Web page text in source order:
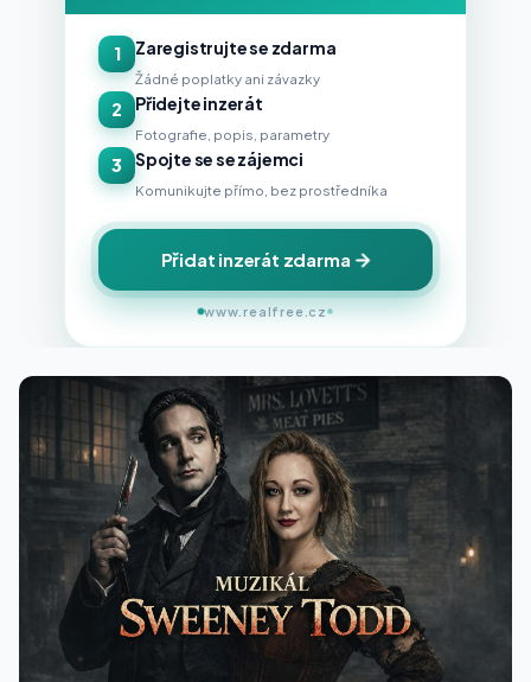
1 Zaregistrujte se zdarma
Žádné poplatky ani závazky
2 Přidejte inzerát
Fotografie, popis, parametry
3 Spojte se se zájemci
Komunikujte přímo, bez prostředníka
Přidat inzerát zdarma
www.realfree.cz